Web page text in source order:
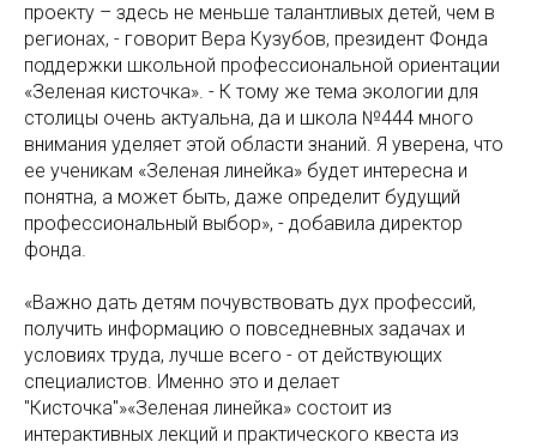
проекту – здесь не меньше талантливых детей, чем в
регионах, - говорит Вера Кузубов, президент Фонда
поддержки школьной профессиональной ориентации
«Зеленая кисточка». - К тому же тема экологии для
столицы очень актуальна, да и школа №444 много
внимания уделяет этой области знаний. Я уверена, что
ее ученикам «Зеленая линейка» будет интересна и
понятна, а может быть, даже определит будущий
профессиональный выбор», - добавила директор
фонда.
«Важно дать детям почувствовать дух профессий,
получить информацию о повседневных задачах и
условиях труда, лучше всего - от действующих
специалистов. Именно это и делает
"Кисточка"»«Зеленая линейка» состоит из
интерактивных лекций и практического квеста из